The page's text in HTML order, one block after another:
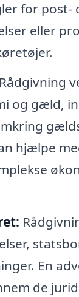
for post-
eller
Rådgivning
og gæld,
hjælpe
En
de